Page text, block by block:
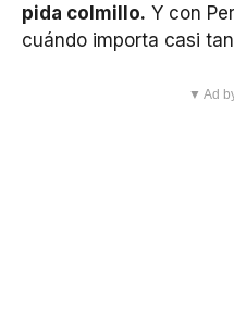
pida colmillo. Y con
cuándo importa casi
▼ Ad